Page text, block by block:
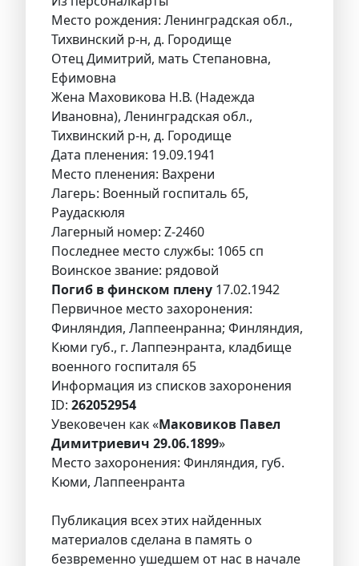
Место рождения: Ленинградская обл.,
Тихвинский р-н, д. Городище
Отец Димитрий, мать Степановна,
Ефимовна
Жена Маховикова Н.В. (Надежда
Ивановна), Ленинградская обл.,
Тихвинский р-н, д. Городище
Дата пленения: 19.09.1941
Место пленения: Вахрени
Лагерь: Военный госпиталь 65,
Раудаскюля
Лагерный номер: Z-2460
Последнее место службы: 1065 сп
Воинское звание: рядовой
Погиб в финском плену 17.02.1942
Первичное место захоронения:
Финляндия, Лаппеенранна; Финляндия,
Кюми губ., г. Лаппеэнранта, кладбище
военного госпиталя 65
Информация из списков захоронения
ID: 262052954
Увековечен как «Маковиков Павел
Димитриевич 29.06.1899»
Место захоронения: Финляндия, губ.
Кюми, Лаппеенранта
Публикация всех этих найденных
материалов сделана в память о
безвременно ушедшем от нас в начале